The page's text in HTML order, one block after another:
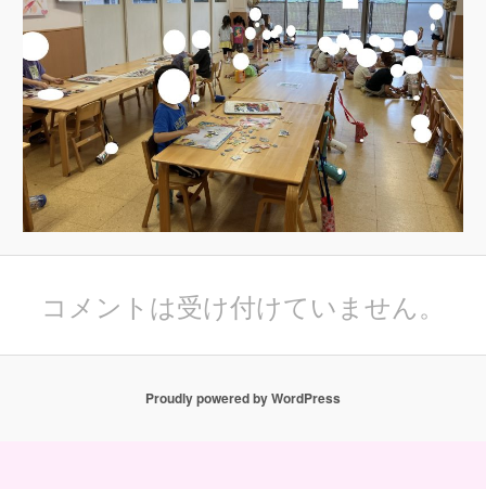
コメントは受け付けていません。
Proudly powered by WordPress